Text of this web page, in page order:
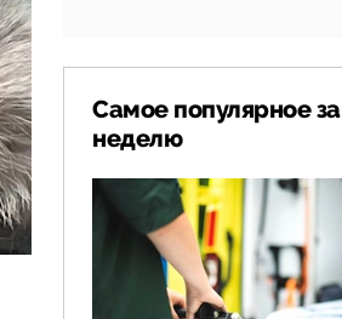
Самое популярное за
неделю